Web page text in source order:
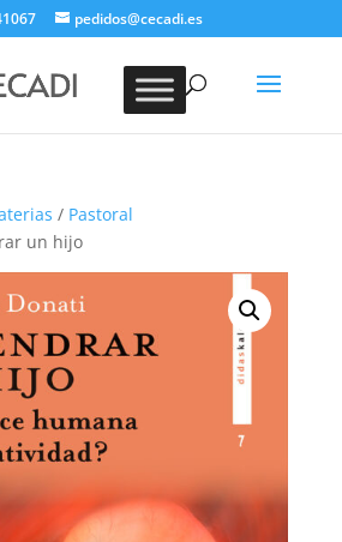
pedidos@cecadi.es
BUSCAR
/ Pastoral
un hijo